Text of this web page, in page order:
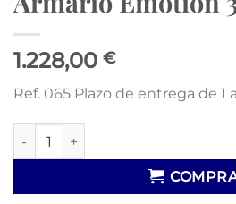
1.228,00 €
Ref. 065 Plazo de entrega de 1
Armario Emotion 31 cantidad